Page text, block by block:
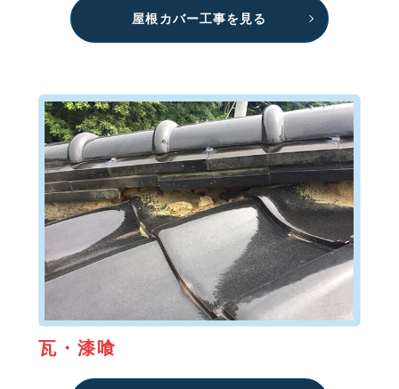
屋根カバー工事を見る
瓦・漆喰